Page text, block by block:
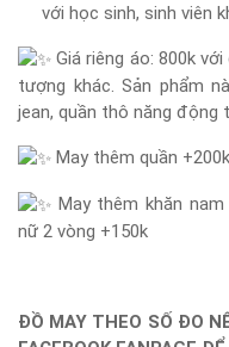
với học sinh, sinh viên
Giá riêng áo: 800k
tượng khác. Sản phẩm
jean, quần thô năng động
May thêm quần
May thêm khăn
nữ 2 vòng +150k
ĐỒ MAY THEO SỐ ĐO